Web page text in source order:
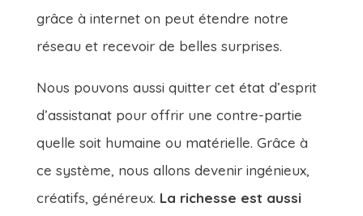
grâce à internet on peut étendre notre
réseau et recevoir de belles surprises.
Nous pouvons aussi quitter cet état d’esprit
d’assistanat pour offrir une contre-partie
quelle soit humaine ou matérielle. Grâce à
ce système, nous allons devenir ingénieux,
créatifs, généreux. La richesse est aussi